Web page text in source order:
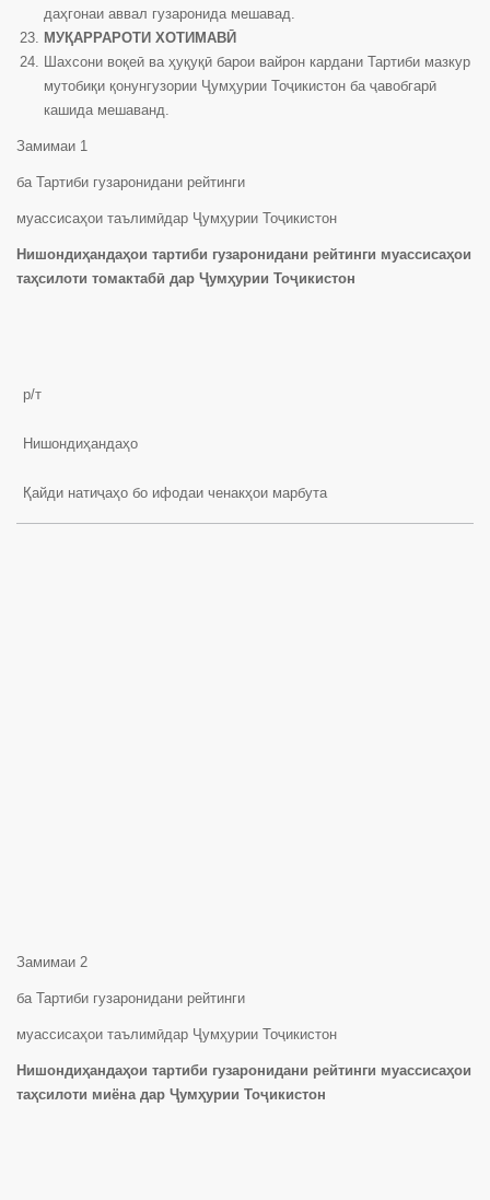
даҳгонаи аввал гузаронида мешавад.
МУҚАРРАРОТИ ХОТИМАВӢ
Шахсони воқеӣ ва ҳуқуқӣ барои вайрон кардани Тартиби мазкур
мутобиқи қонунгузории Ҷумҳурии Тоҷикистон ба ҷавобгарӣ
кашида мешаванд.
Замимаи 1
ба Тартиби гузаронидани рейтинги
муассисаҳои таълимӣдар Ҷумҳурии Тоҷикистон
Нишондиҳандаҳои тартиби гузаронидани рейтинги муассисаҳои
таҳсилоти томактабӣ дар Ҷумҳурии Тоҷикистон
р/т
Нишондиҳандаҳо
Қайди натиҷаҳо бо ифодаи ченакҳои марбута
Замимаи 2
ба Тартиби гузаронидани рейтинги
муассисаҳои таълимӣдар Ҷумҳурии Тоҷикистон
Нишондиҳандаҳои тартиби гузаронидани рейтинги муассисаҳои
таҳсилоти миёна дар Ҷумҳурии Тоҷикистон